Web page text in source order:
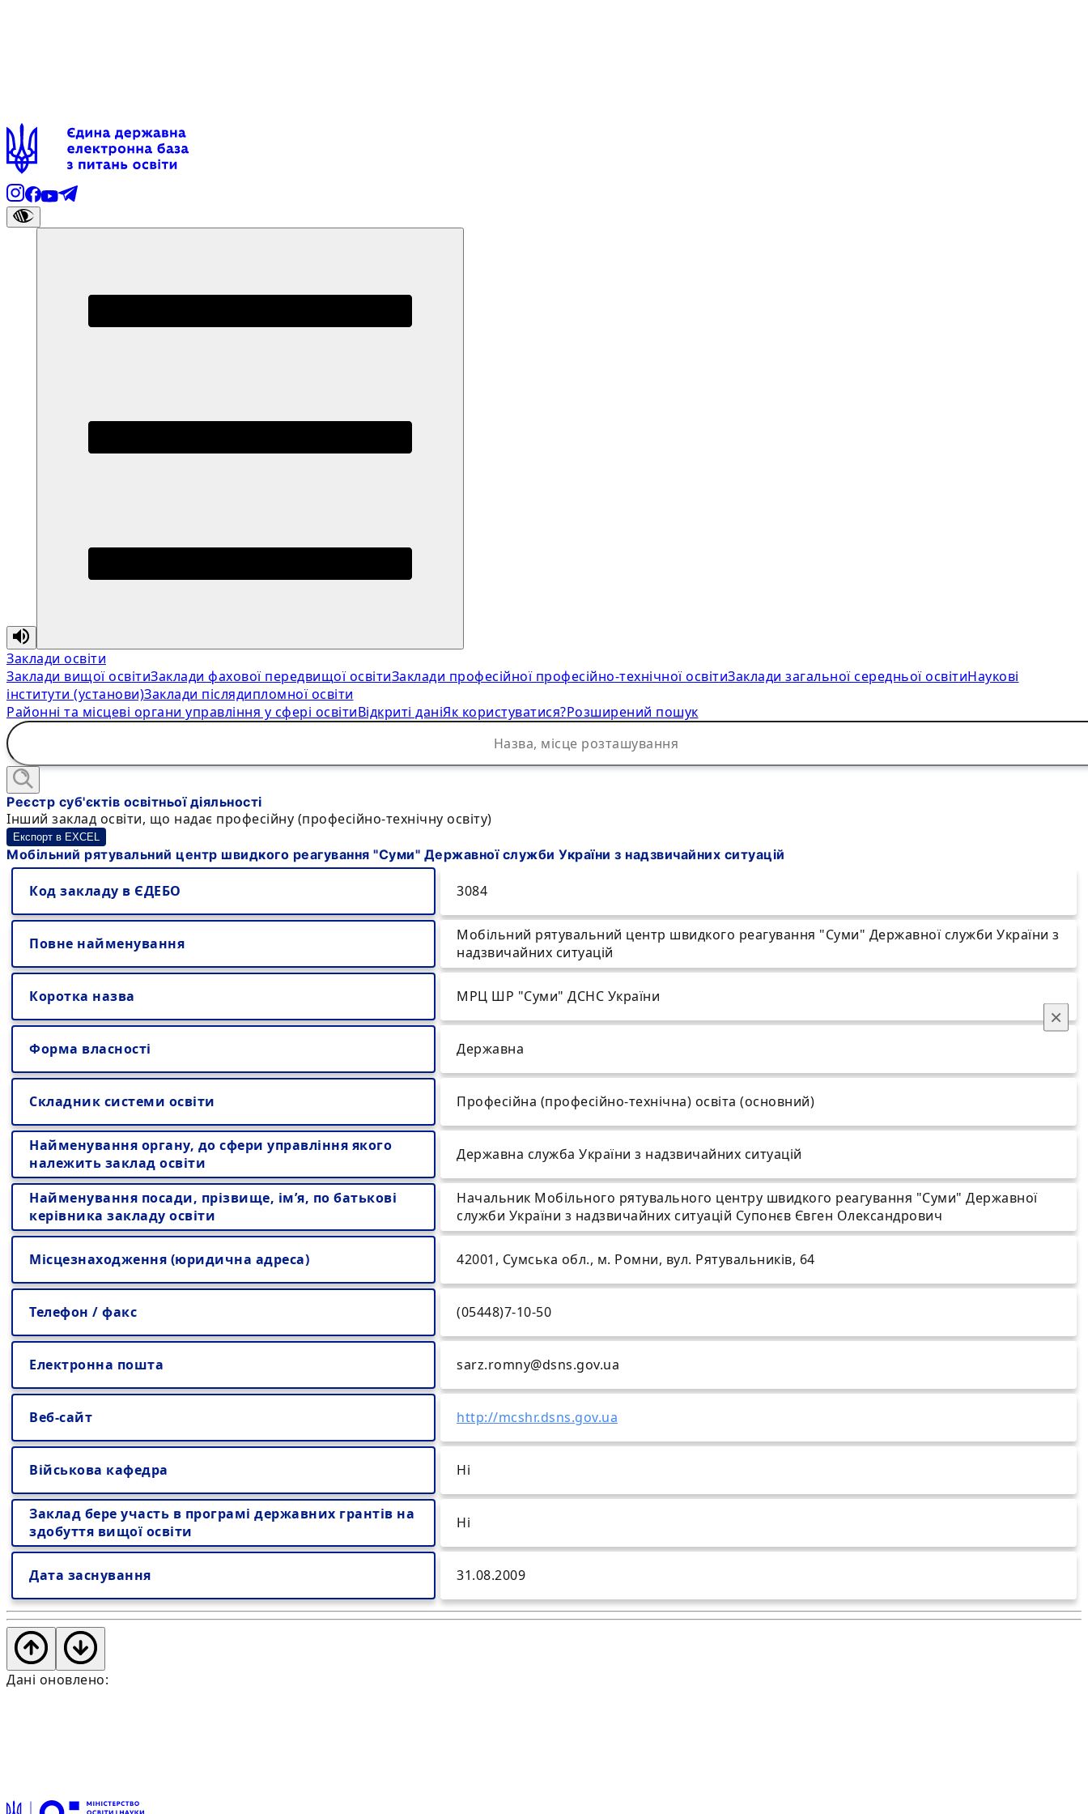
Заклади освіти
Заклади вищої освітиЗаклади фахової передвищої освітиЗаклади професійної професійно-технічної освітиЗаклади загальної середньої освітиНаукові
інститути (установи)Заклади післядипломної освіти
Районні та місцеві органи управління у сфері освітиВідкриті даніЯк користуватися?Розширений пошук
×
Реєстр суб'єктів освітньої діяльності
Інший заклад освіти, що надає професійну (професійно-технічну освіту)
Експорт в EXCEL
Мобільний рятувальний центр швидкого реагування "Суми" Державної служби України з надзвичайних ситуацій
Код закладу в ЄДЕБО 3084
Повне найменування
Мобільний рятувальний центр швидкого реагування "Суми" Державної служби України з
надзвичайних ситуацій
Коротка назва МРЦ ШР "Суми" ДСНС України
Форма власності Державна
Складник системи освіти Професійна (професійно-технічна) освіта (основний)
Найменування органу, до сфери управління якого
належить заклад освіти
Державна служба України з надзвичайних ситуацій
Найменування посади, прізвище, ім’я, по батькові
керівника закладу освіти
Начальник Мобільного рятувального центру швидкого реагування "Суми" Державної
служби України з надзвичайних ситуацій Супонєв Євген Олександрович
Місцезнаходження (юридична адреса) 42001, Сумська обл., м. Ромни, вул. Рятувальників, 64
Телефон / факс (05448)7-10-50
Електронна пошта sarz.romny@dsns.gov.ua
Веб-сайт http://mcshr.dsns.gov.ua
Військова кафедра Ні
Заклад бере участь в програмі державних грантів на
здобуття вищої освіти
Ні
Дата заснування 31.08.2009
Дані оновлено: